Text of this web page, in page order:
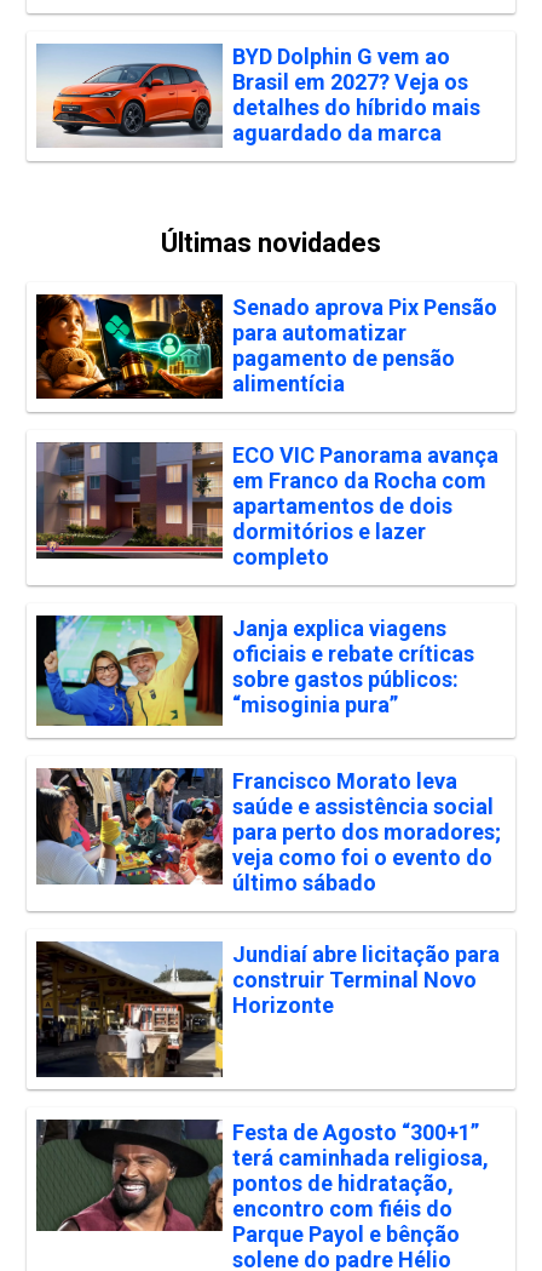
BYD Dolphin G vem ao
Brasil em 2027? Veja os
detalhes do híbrido mais
aguardado da marca
Últimas novidades
Senado aprova Pix Pensão
para automatizar
pagamento de pensão
alimentícia
ECO VIC Panorama avança
em Franco da Rocha com
apartamentos de dois
dormitórios e lazer
completo
Janja explica viagens
oficiais e rebate críticas
sobre gastos públicos:
“misoginia pura”
Francisco Morato leva
saúde e assistência social
para perto dos moradores;
veja como foi o evento do
último sábado
Jundiaí abre licitação para
construir Terminal Novo
Horizonte
Festa de Agosto “300+1”
terá caminhada religiosa,
pontos de hidratação,
encontro com fiéis do
Parque Payol e bênção
solene do padre Hélio